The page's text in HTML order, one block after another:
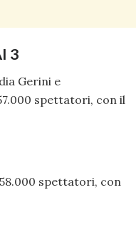
3
Gerini e
spettatori, con il
spettatori, con